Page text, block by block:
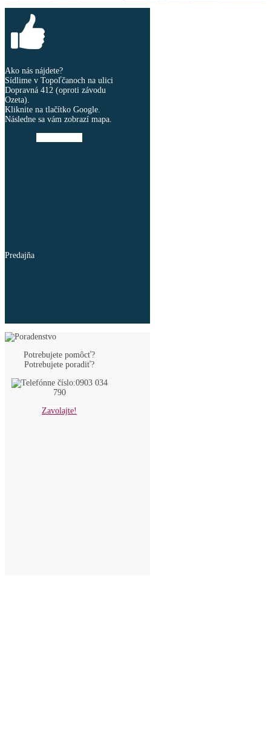
Ako nás nájdete?
Sídlime v Topoľčanoch na ulici
Dopravná 412 (oproti závodu
Ozeta).
Kliknite na tlačítko Google.
Následne sa vám zobrazí mapa.
Predajňa
Potrebujete pomôcť?
Potrebujete poradiť?
0903 034
790
Zavolajte!